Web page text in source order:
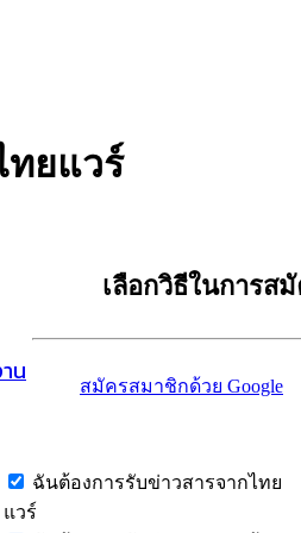
ยแวร์
น
เลือกวิธีในการส
สมัครสมาชิกด้วย Google
ฉันต้องการรับข่าวสารจากไทย
แวร์